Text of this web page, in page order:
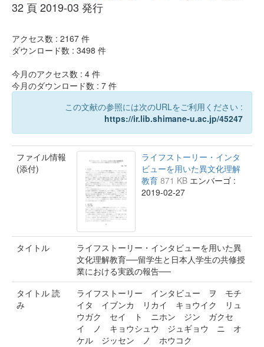
32 頁 2019-03 発行
アクセス数 : 2167 件
ダウンロード数 : 3498 件
今月のアクセス数 : 4 件
今月のダウンロード数 : 7 件
この文献の参照には次のURLをご利用ください :
https://ir.lib.shimane-u.ac.jp/45247
ファイル情報
(添付)
ライフストーリー・インタ
ビューを用いた異文化理解
教育 871 KB エンバーゴ :
2019-02-27
タイトル
ライフストーリー・インタビューを用いた異
文化理解教育──留学生と日本人学生の共修授
業における実践の報告──
タイトル 読
み
ライフストーリー インタビュー ヲ モチ
イタ イブンカ リカイ キョウイク リュ
ウガク セイ ト ニホン ジン ガクセ
イ ノ キョウシュウ ジュギョウ ニ オ
ケル ジッセン ノ ホウコク